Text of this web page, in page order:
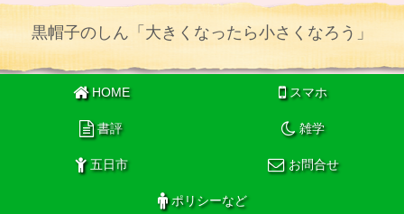
黒帽子のしん「大きくなったら小さくなろう」
HOME スマホ
書評 雑学
五日市 お問合せ
ポリシーなど